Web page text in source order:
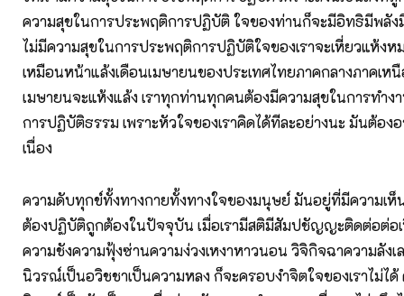
ความสุขในการประพฤติการปฏิบัติ ใจของท่านก็จะมีอิทธิมีพลัง
ไม่มีความสุขในการประพฤติการปฏิบัติใจของเราจะเหี่ยวแห้งห
เหมือนหน้าแล้งเดือนเมษายนของประเทศไทยภาคกลางภาคเห
เมษายนจะแห้งแล้ง เราทุกท่านทุกคนต้องมีความสุขในการทำง
การปฏิบัติธรรม เพราะหัวใจของเราคิดได้ทีละอย่างนะ มันต้อง
เนื่อง
ความดับทุกข์ทั้งทางกายทั้งทางใจของมนุษย์ มันอยู่ที่มีความเห็
ต้องปฏิบัติถูกต้องในปัจจุบัน เมื่อเรามีสติมีสัมปชัญญะติดต่อต่อ
ความชังความฟุ้งซ่านความง่วงเหงาหาวนอน วิจิกิจฉาความลังเ
นิวรณ์เป็นอวิชชาเป็นความหลง ก็จะครอบงำจิตใจของเราไม่ไ